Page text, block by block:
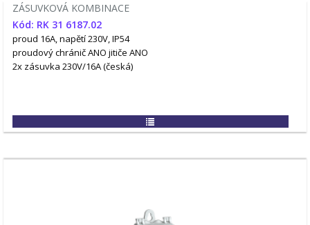
ZÁSUVKOVÁ KOMBINACE
Kód: RK 31 6187.02
proud 16A, napětí 230V, IP54
proudový chránič ANO jitiče ANO
2x zásuvka 230V/16A (česká)